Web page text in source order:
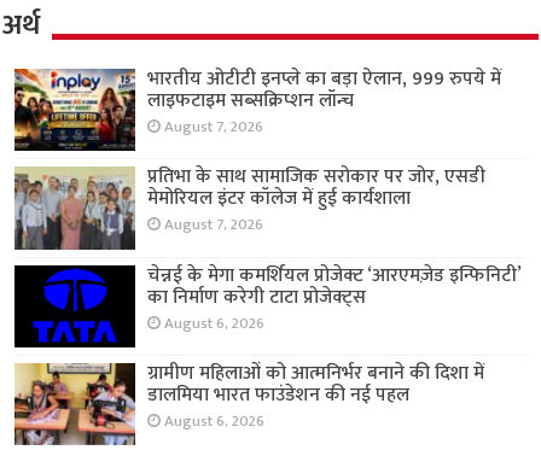
अर्थ
भारतीय ओटीटी इनप्ले का बड़ा ऐलान, 999 रुपये में
लाइफटाइम सब्सक्रिप्शन लॉन्च
August 7, 2026
प्रतिभा के साथ सामाजिक सरोकार पर जोर, एसडी
मेमोरियल इंटर कॉलेज में हुई कार्यशाला
August 7, 2026
चेन्नई के मेगा कमर्शियल प्रोजेक्ट ‘आरएमज़ेड इन्फिनिटी’
का निर्माण करेगी टाटा प्रोजेक्ट्स
August 6, 2026
ग्रामीण महिलाओं को आत्मनिर्भर बनाने की दिशा में
डालमिया भारत फाउंडेशन की नई पहल
August 6, 2026